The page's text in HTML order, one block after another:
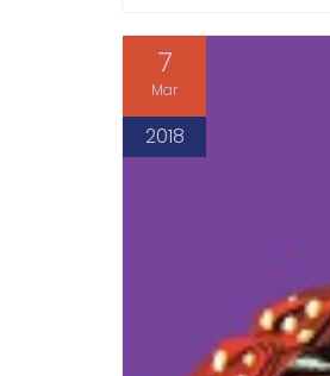
7
Mar
2018